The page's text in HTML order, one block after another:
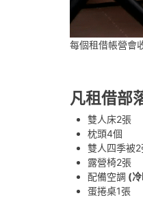
每個租借帳營會
凡租借部
雙人床2張
枕頭4個
雙人四季被2
露營椅2張
配備空調 (
蛋捲桌1張